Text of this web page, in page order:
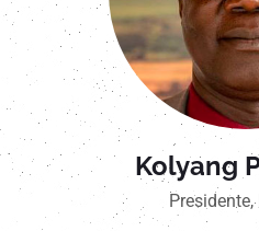
Kolyang
Presidente,